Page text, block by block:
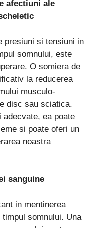
afectiuni ale
presiuni si tensiuni in
somnului, este
O somiera de
la reducerea
musculo-
disc sau sciatica.
adecvate, ea poate
si poate oferi un
noastra
sanguine
in mentinerea
somnului. Una